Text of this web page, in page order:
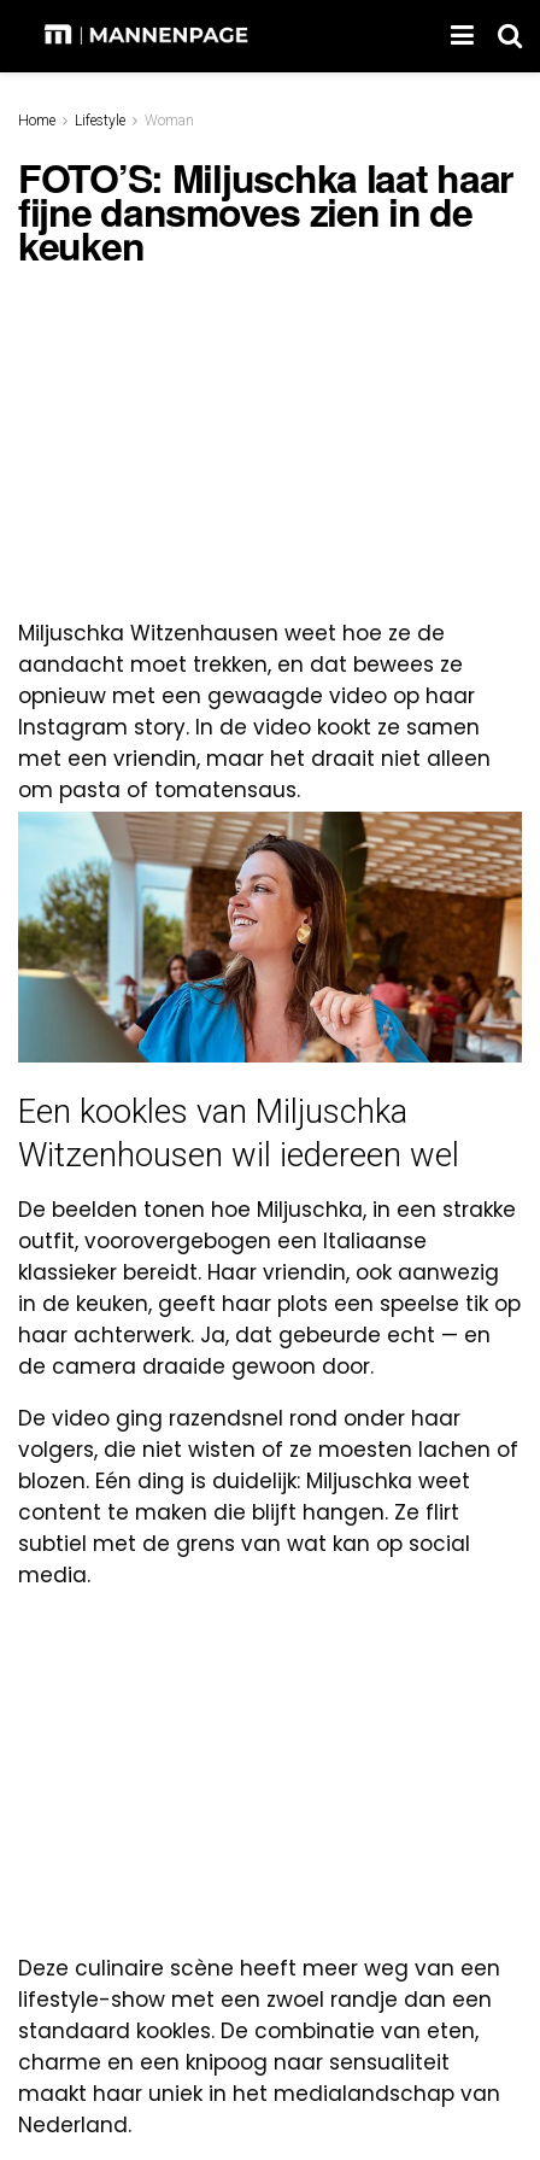
Home Lifestyle Woman
FOTO’S: Miljuschka laat haar
fijne dansmoves zien in de
keuken
Miljuschka Witzenhausen weet hoe ze de
aandacht moet trekken, en dat bewees ze
opnieuw met een gewaagde video op haar
Instagram story. In de video kookt ze samen
met een vriendin, maar het draait niet alleen
om pasta of tomatensaus.
Een kookles van Miljuschka
Witzenhousen wil iedereen wel
De beelden tonen hoe Miljuschka, in een strakke
outfit, voorovergebogen een Italiaanse
klassieker bereidt. Haar vriendin, ook aanwezig
in de keuken, geeft haar plots een speelse tik op
haar achterwerk. Ja, dat gebeurde echt — en
de camera draaide gewoon door.
De video ging razendsnel rond onder haar
volgers, die niet wisten of ze moesten lachen of
blozen. Eén ding is duidelijk: Miljuschka weet
content te maken die blijft hangen. Ze flirt
subtiel met de grens van wat kan op social
media.
Deze culinaire scène heeft meer weg van een
lifestyle-show met een zwoel randje dan een
standaard kookles. De combinatie van eten,
charme en een knipoog naar sensualiteit
maakt haar uniek in het medialandschap van
Nederland.